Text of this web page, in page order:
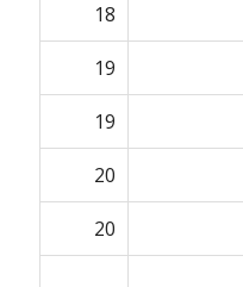
18
19
19
20
20